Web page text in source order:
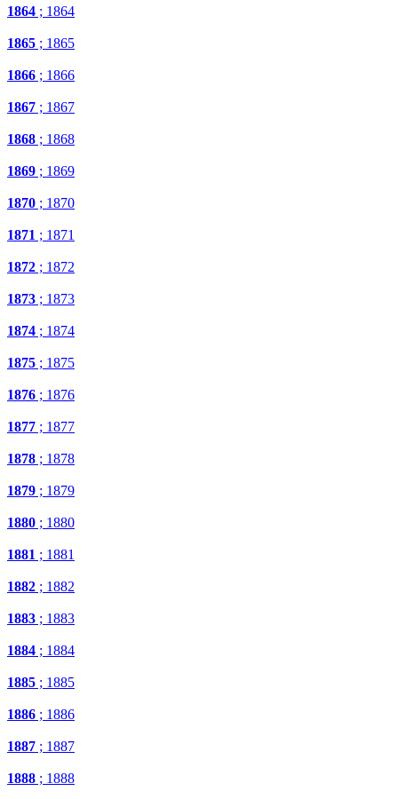
1864 ; 1864
1865 ; 1865
1866 ; 1866
1867 ; 1867
1868 ; 1868
1869 ; 1869
1870 ; 1870
1871 ; 1871
1872 ; 1872
1873 ; 1873
1874 ; 1874
1875 ; 1875
1876 ; 1876
1877 ; 1877
1878 ; 1878
1879 ; 1879
1880 ; 1880
1881 ; 1881
1882 ; 1882
1883 ; 1883
1884 ; 1884
1885 ; 1885
1886 ; 1886
1887 ; 1887
1888 ; 1888